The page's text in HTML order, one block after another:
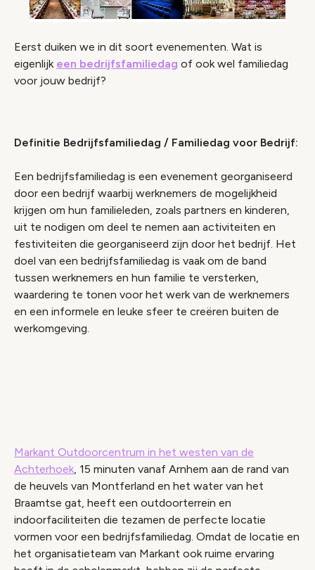
Eerst duiken we in dit soort evenementen. Wat is
eigenlijk een bedrijfsfamiliedag of ook wel familiedag
voor jouw bedrijf?
Definitie Bedrijfsfamiliedag / Familiedag voor Bedrijf:
Een bedrijfsfamiliedag is een evenement georganiseerd
door een bedrijf waarbij werknemers de mogelijkheid
krijgen om hun familieleden, zoals partners en kinderen,
uit te nodigen om deel te nemen aan activiteiten en
festiviteiten die georganiseerd zijn door het bedrijf. Het
doel van een bedrijfsfamiliedag is vaak om de band
tussen werknemers en hun familie te versterken,
waardering te tonen voor het werk van de werknemers
en een informele en leuke sfeer te creëren buiten de
werkomgeving.
Wijzig cookie instellingen
Markant Outdoorcentrum in het westen van de
Achterhoek, 15 minuten vanaf Arnhem aan de rand van
de heuvels van Montferland en het water van het
Braamtse gat, heeft een outdoorterrein en
indoorfaciliteiten die tezamen de perfecte locatie
vormen voor een bedrijfsfamiliedag. Omdat de locatie en
het organisatieteam van Markant ook ruime ervaring